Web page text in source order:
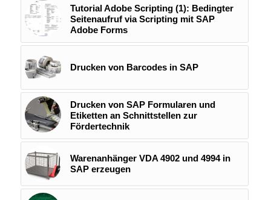
Tutorial Adobe Scripting (1): Bedingter
Seitenaufruf via Scripting mit SAP
Adobe Forms
Drucken von Barcodes in SAP
Drucken von SAP Formularen und
Etiketten an Schnittstellen zur
Fördertechnik
Warenanhänger VDA 4902 und 4994 in
SAP erzeugen